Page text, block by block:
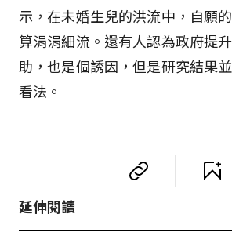
示，在未婚生兒的洪流中，自願
算涓涓細流。還有人認為政府提
助，也是個誘因，但是研究結果
看法。
延伸閱讀